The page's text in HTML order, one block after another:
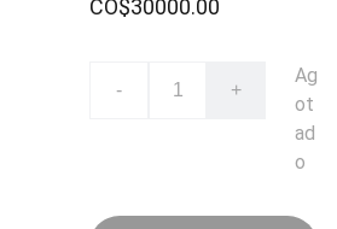
CO$30000.00
- +
Ag
ot
ad
o